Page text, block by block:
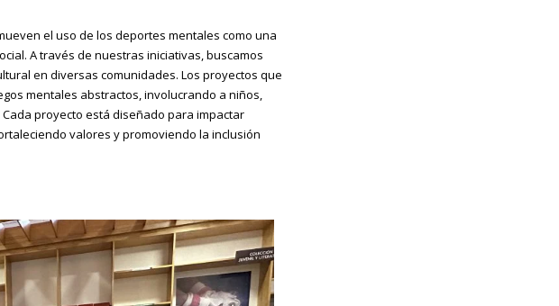
el uso de los deportes mentales como una
A través de nuestras iniciativas, buscamos
en diversas comunidades. Los proyectos que
mentales abstractos, involucrando a niños,
proyecto está diseñado para impactar
valores y promoviendo la inclusión